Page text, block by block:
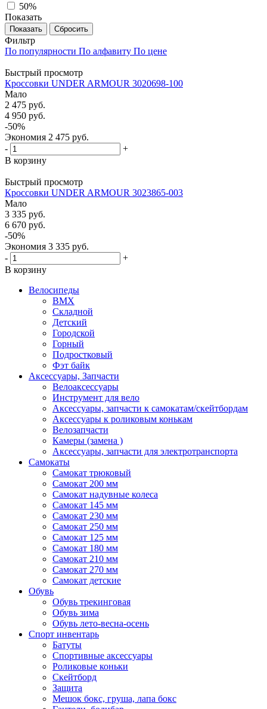
50%
Показать
Сбросить
Фильтр
По популярности По алфавиту По цене
Быстрый просмотр
Кроссовки UNDER ARMOUR 3020698-100
Мало
2 475 руб.
4 950 руб.
-50%
Экономия 2 475 руб.
-
+
В корзину
Быстрый просмотр
Кроссовки UNDER ARMOUR 3023865-003
Мало
3 335 руб.
6 670 руб.
-50%
Экономия 3 335 руб.
-
+
В корзину
Велосипеды
BMX
Складной
Детский
Городской
Горный
Подростковый
Фэт байк
Аксессуары, Запчасти
Велоаксессуары
Инструмент для вело
Аксессуары, запчасти к самокатам/скейтбордам
Аксессуары к роликовым конькам
Велозапчасти
Камеры (замена )
Аксессуары, запчасти для электротранспорта
Самокаты
Самокат трюковый
Самокат 200 мм
Самокат надувные колеса
Самокат 145 мм
Самокат 230 мм
Самокат 250 мм
Самокат 125 мм
Самокат 180 мм
Самокат 210 мм
Самокат 270 мм
Самокат детские
Обувь
Обувь трекинговая
Обувь зима
Обувь лето-весна-осень
Спорт инвентарь
Батуты
Спортивные аксессуары
Роликовые коньки
Скейтборд
Защита
Мешок бокс, груша, лапа бокс